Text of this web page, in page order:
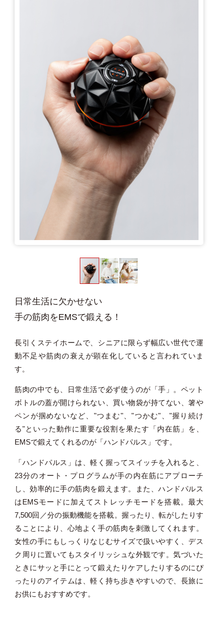
日常生活に欠かせない
手の筋肉をEMSで鍛える！
長引くステイホームで、シニアに限らず幅広い世代で運
動不足や筋肉の衰えが顕在化していると言われていま
す。
筋肉の中でも、日常生活で必ず使うのが「手」。ペット
ボトルの蓋が開けられない、買い物袋が持てない、箸や
ペンが掴めないなど、"つまむ"、"つかむ"、"握り続け
る"といった動作に重要な役割を果たす「内在筋」を、
EMSで鍛えてくれるのが「ハンドパルス」です。
「ハンドパルス」は、軽く握ってスイッチを入れると、
23分のオート・プログラムが手の内在筋にアプローチ
し、効率的に手の筋肉を鍛えます。また、ハンドパルス
はEMSモードに加えてストレッチモードを搭載。最大
7,500回／分の振動機能を搭載。握ったり、転がしたりす
ることにより、心地よく手の筋肉を刺激してくれます。
女性の手にもしっくりなじむサイズで扱いやすく、デス
ク周りに置いてもスタイリッシュな外観です。気づいた
ときにサッと手にとって鍛えたりケアしたりするのにぴ
ったりのアイテムは、軽く持ち歩きやすいので、長旅に
お供にもおすすめです。